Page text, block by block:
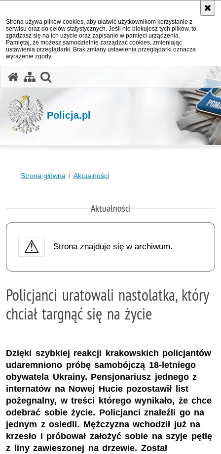
Strona używa plików cookies, aby ułatwić użytkownikom korzystanie z
serwisu oraz do celów statystycznych. Jeśli nie blokujesz tych plików, to
zgadzasz się na ich użycie oraz zapisanie w pamięci urządzenia.
Pamiętaj, że możesz samodzielnie zarządzać cookies, zmieniając
ustawienia przeglądarki. Brak zmiany ustawienia przeglądarki oznacza
wyrażenie zgody.
Policja.pl
Strona główna Aktualności
Aktualności
Strona znajduje się w archiwum.
Policjanci uratowali nastolatka, który
chciał targnąć się na życie
Dzięki szybkiej reakcji krakowskich policjantów
udaremniono próbę samobójczą 18-letniego
obywatela Ukrainy. Pensjonariusz jednego z
internatów na Nowej Hucie pozostawił list
pożegnalny, w treści którego wynikało, że chce
odebrać sobie życie. Policjanci znaleźli go na
jednym z osiedli. Mężczyzna wchodził już na
krzesło i próbował założyć sobie na szyje pętlę
z liny zawieszonej na drzewie. Został